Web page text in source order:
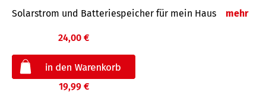
Solarstrom und Batteriespeicher für mein Haus mehr
24,00 €
19,99 €